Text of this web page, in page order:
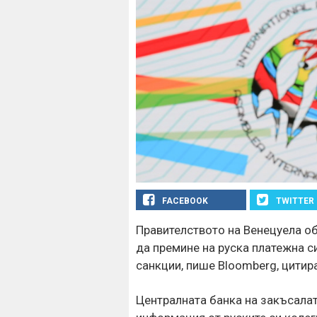
FACEBOOK TWITTER
Правителството на Венецуела
да премине на руска платежна
санкции, пише Bloomberg,
Централната банка на